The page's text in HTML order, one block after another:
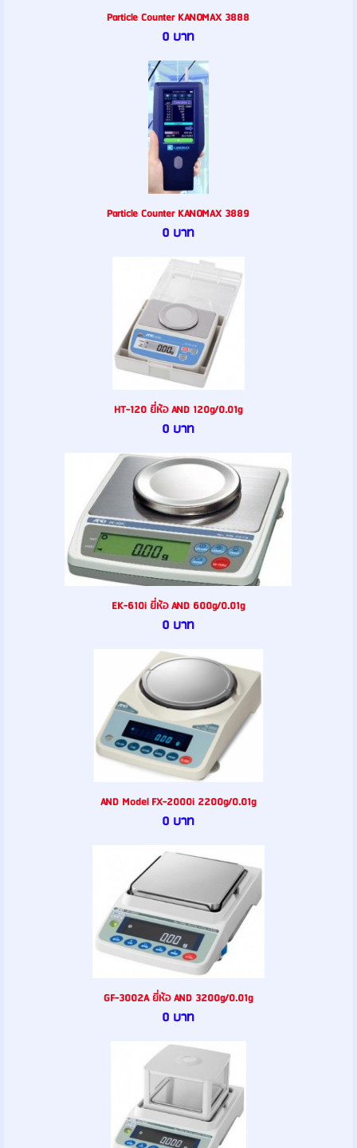
Particle Counter KANOMAX 3888
0 บาท
Particle Counter KANOMAX 3889
0 บาท
HT-120 ยี่ห้อ AND 120g/0.01g
0 บาท
EK-610i ยี่ห้อ AND 600g/0.01g
0 บาท
AND Model FX-2000i 2200g/0.01g
0 บาท
GF-3002A ยี่ห้อ AND 3200g/0.01g
0 บาท